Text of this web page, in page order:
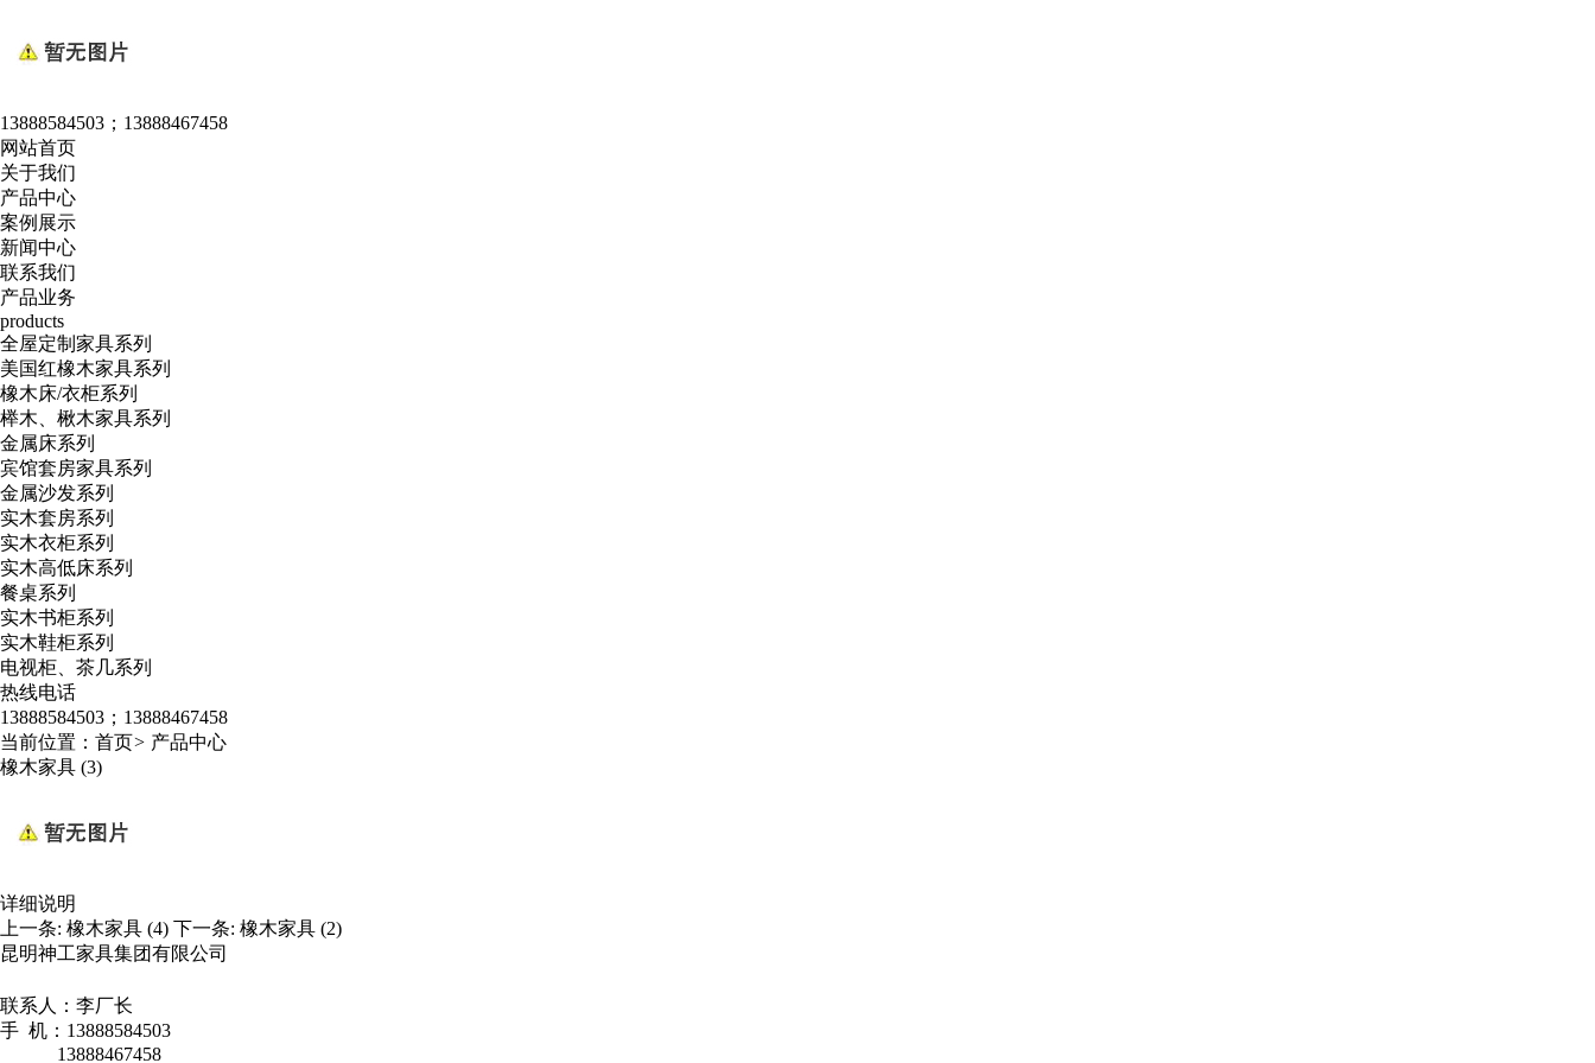
13888584503；13888467458
网站首页
关于我们
产品中心
案例展示
新闻中心
联系我们
产品业务
products
全屋定制家具系列
美国红橡木家具系列
橡木床/衣柜系列
榉木、楸木家具系列
金属床系列
宾馆套房家具系列
金属沙发系列
实木套房系列
实木衣柜系列
实木高低床系列
餐桌系列
实木书柜系列
实木鞋柜系列
电视柜、茶几系列
热线电话
13888584503；13888467458
当前位置： 首页> 产品中心
橡木家具 (3)
详细说明
上一条: 橡木家具 (4) 下一条: 橡木家具 (2)
昆明神工家具集团有限公司
联系人：李厂长
手 机：13888584503
13888467458